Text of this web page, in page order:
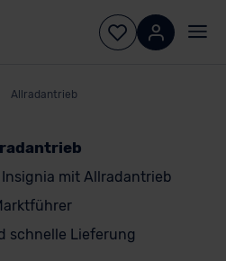
Allradantrieb
mit Allradantrieb
schnelle Lieferung